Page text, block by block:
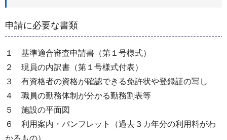
申請に必要な書類
１ 基準適合審査申請書（第１号様式）
２ 現員の内訳書（第１号様式付表）
３ 有資格者の資格が確認できる免許状や登録証の写し
４ 職員の勤務体制が分かる勤務割表等
５ 施設の平面図
６ 利用案内・パンフレット（過去３カ年分の利用料がわ
かるもの）